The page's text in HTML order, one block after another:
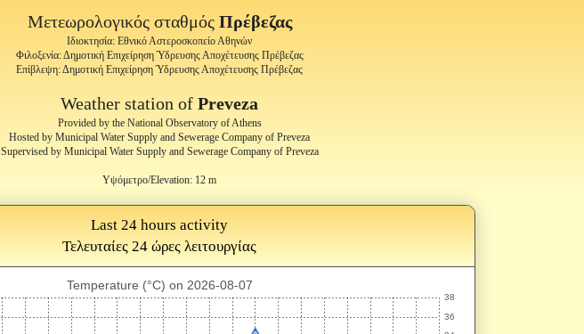
Μετεωρολογικός σταθμός Πρέβεζας
Ιδιοκτησία: Εθνικό Αστεροσκοπείο Αθηνών
Φιλοξενία: Δημοτική Επιχείρηση Ύδρευσης Αποχέτευσης Πρέβεζας
Επίβλεψη: Δημοτική Επιχείρηση Ύδρευσης Αποχέτευσης Πρέβεζας
Weather station of Preveza
Provided by the National Observatory of Athens
Hosted by Municipal Water Supply and Sewerage Company of Preveza
Supervised by Municipal Water Supply and Sewerage Company of Preveza
Υψόμετρο/Elevation: 12 m
Last 24 hours activity
Τελευταίες 24 ώρες λειτουργίας